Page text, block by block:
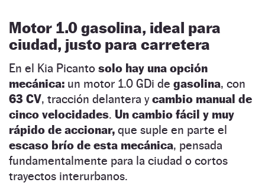
Motor 1.0 gasolina, ideal para
ciudad, justo para carretera
En el Kia Picanto solo hay una opción
mecánica: un motor 1.0 GDi de gasolina, con
63 CV, tracción delantera ycambio manual de
cinco velocidades. Un cambio fácil y muy
rápido de accionar, que suple en parte el
escaso brío de esta mecánica, pensada
fundamentalmente para la ciudad o cortos
trayectos interurbanos.